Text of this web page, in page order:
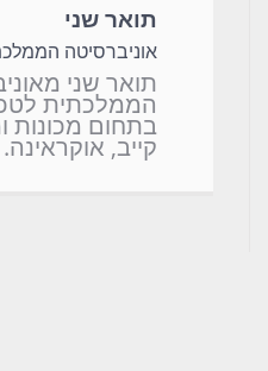
תואר שני
אוניברסיטה
תואר שני
הממלכתית
בתחום מכונות
קייב, אוקראינה.